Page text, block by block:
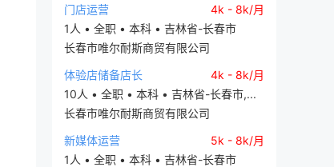
门店运营
4k - 8k/月
1人 • 全职 • 本科 • 吉林省-长春市
长春市唯尔耐斯商贸有限公司
体验店储备店长
4k - 8k/月
10人 • 全职 • 本科 • 吉林省-长春市,...
长春市唯尔耐斯商贸有限公司
新媒体运营
5k - 8k/月
1人 • 全职 • 本科 • 吉林省-长春市